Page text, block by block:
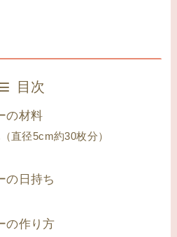
目次
の材料
直径5cm約30枚分）
の日持ち
の作り方